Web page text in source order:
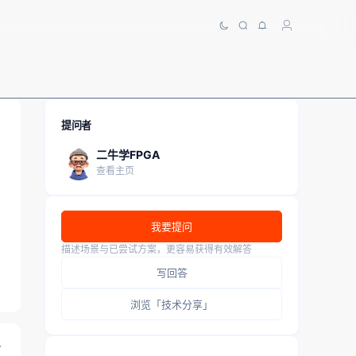
提问者
二牛学FPGA
查看主页
我要提问
描述场景与已尝试方案，更容易获得有效解答
写回答
浏览「技术分享」